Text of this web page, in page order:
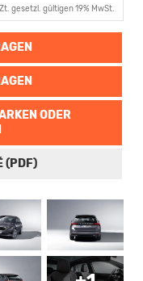
gesetzl. gültigen 19% MwSt.
ODER
(PDF)